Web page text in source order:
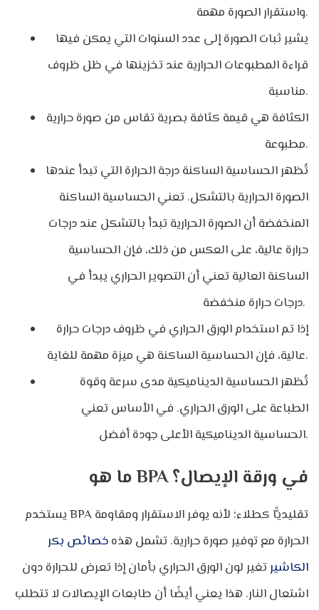
واستقرار الصورة مهمة.
يشير ثبات الصورة إلى عدد السنوات التي يمكن فيها
قراءة المطبوعات الحرارية عند تخزينها في ظل ظروف
مناسبة.
الكثافة هي قيمة كثافة بصرية تقاس من صورة حرارية
مطبوعة.
تُظهر الحساسية الساكنة درجة الحرارة التي تبدأ عندها
الصورة الحرارية بالتشكل. تعني الحساسية الساكنة
المنخفضة أن الصورة الحرارية تبدأ بالتشكل عند درجات
حرارة عالية، على العكس من ذلك، فإن الحساسية
الساكنة العالية تعني أن التصوير الحراري يبدأ في
درجات حرارة منخفضة.
إذا تم استخدام الورق الحراري في ظروف درجات حرارة
عالية، فإن الحساسية الساكنة هي ميزة مهمة للغاية.
تُظهر الحساسية الديناميكية مدى سرعة وقوة
الطباعة على الورق الحراري. في الأساس تعني
الحساسية الديناميكية الأعلى جودة أفضل.
ما هو BPA في ورقة الإيصال؟
يستخدم BPA تقليديًّا كطلاء؛ لأنه يوفر الاستقرار ومقاومة
الحرارة مع توفير صورة حرارية. تشمل هذهخصائص بكر
الكاشيرتغير لون الورق الحراري بأمان إذا تعرض للحرارة دون
اشتعال النار. هذا يعني أيضًا أن طابعات الإيصالات لا تتطلب